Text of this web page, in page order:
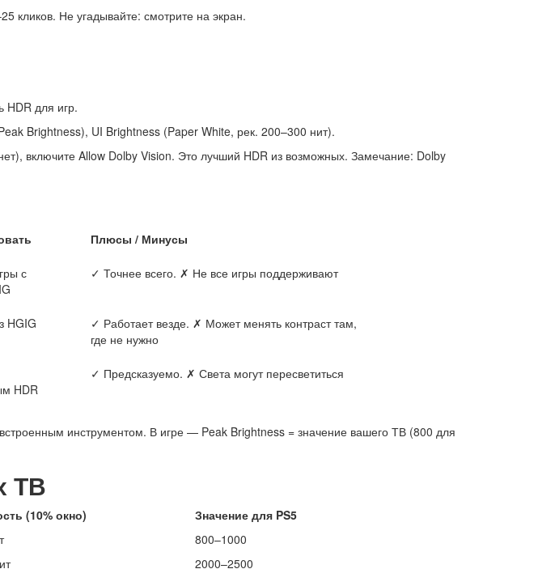
кликов. Не угадывайте: смотрите на экран.
для игр.
Brightness), UI Brightness (Paper White, рек. 200–300 нит).
включите Allow Dolby Vision. Это лучший HDR из возможных. Замечание: Dolby
Плюсы / Минусы
с
✓ Точнее всего. ✗ Не все игры поддерживают
HGIG ✓ Работает везде. ✗ Может менять контраст там,
где не нужно
HDR
✓ Предсказуемо. ✗ Света могут пересветиться
инструментом. В игре — Peak Brightness = значение вашего ТВ (800 для
ТВ
(10% окно)
Значение для PS5
800–1000
2000–2500